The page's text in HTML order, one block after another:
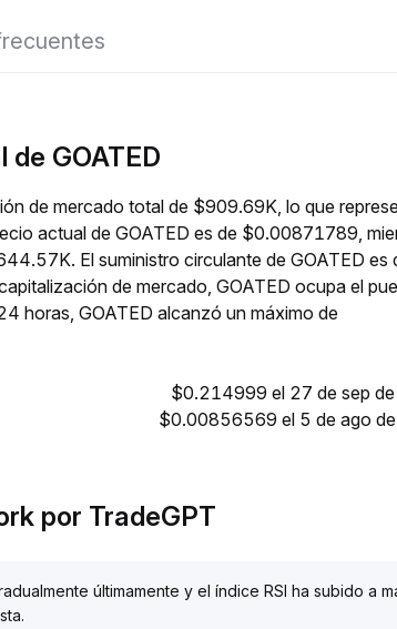
GOATED
de mercado total de $909.69K, lo que
actual de GOATED es de $0.00871789,
El suministro circulante de GOATED es
de mercado, GOATED ocupa el
horas, GOATED alcanzó un máximo de
$0.214999 el 27 de sep
$0.00856569 el 5 de ago
por TradeGPT
últimamente y el índice RSI ha subido a
.